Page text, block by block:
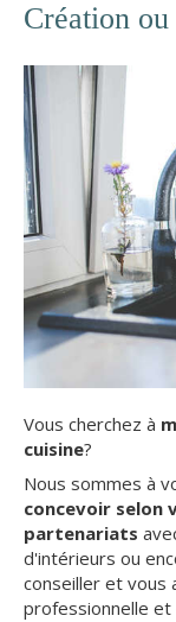
Création
Vous cherchez à
cuisine?
Nous sommes à
concevoir selon
partenariats
d'intérieurs ou
conseiller et vous
professionnelle et